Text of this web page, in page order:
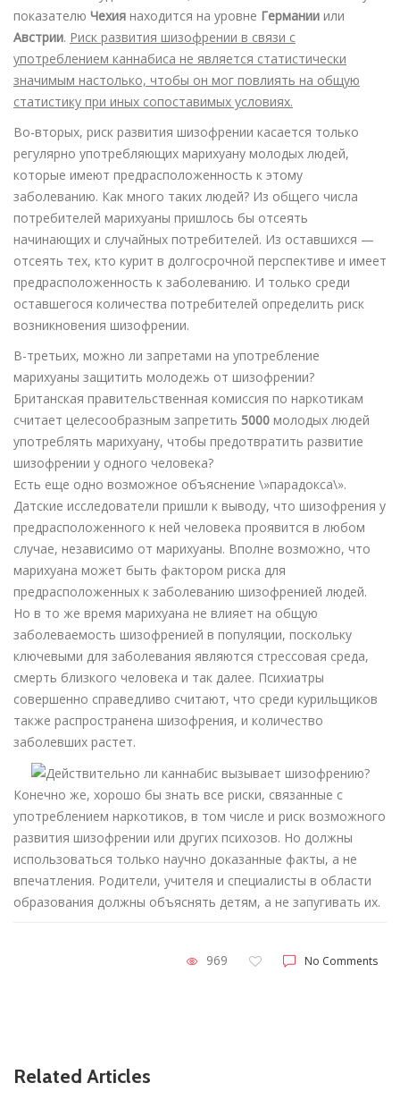
показателю Чехия находится на уровне Германии или
Австрии. Риск развития шизофрении в связи с
употреблением каннабиса не является статистически
значимым настолько, чтобы он мог повлиять на общую
статистику при иных сопоставимых условиях.
Во-вторых, риск развития шизофрении касается только
регулярно употребляющих марихуану молодых людей,
которые имеют предрасположенность к этому
заболеванию. Как много таких людей? Из общего числа
потребителей марихуаны пришлось бы отсеять
начинающих и случайных потребителей. Из оставшихся —
отсеять тех, кто курит в долгосрочной перспективе и имеет
предрасположенность к заболеванию. И только среди
оставшегося количества потребителей определить риск
возникновения шизофрении.
В-третьих, можно ли запретами на употребление
марихуаны защитить молодежь от шизофрении?
Британская правительственная комиссия по наркотикам
считает целесообразным запретить 5000 молодых людей
употреблять марихуану, чтобы предотвратить развитие
шизофрении у одного человека?
Есть еще одно возможное объяснение \»парадокса\».
Датские исследователи пришли к выводу, что шизофрения у
предрасположенного к ней человека проявится в любом
случае, независимо от марихуаны. Вполне возможно, что
марихуана может быть фактором риска для
предрасположенных к заболеванию шизофренией людей.
Но в то же время марихуана не влияет на общую
заболеваемость шизофренией в популяции, поскольку
ключевыми для заболевания являются стрессовая среда,
смерть близкого человека и так далее. Психиатры
совершенно справедливо считают, что среди курильщиков
также распространена шизофрения, и количество
заболевших растет.
Конечно же, хорошо бы знать все риски, связанные с
употреблением наркотиков, в том числе и риск возможного
развития шизофрении или других психозов. Но должны
использоваться только научно доказанные факты, а не
впечатления. Родители, учителя и специалисты в области
образования должны объяснять детям, а не запугивать их.
969 No Comments
Related Articles